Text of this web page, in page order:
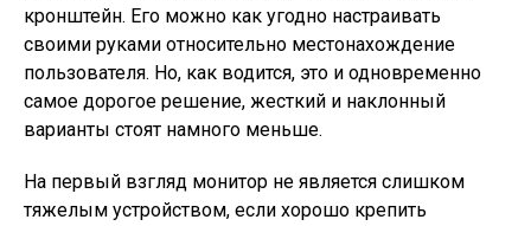
кронштейн. Его можно как угодно настраивать
своими руками относительно местонахождение
пользователя. Но, как водится, это и одновременно
самое дорогое решение, жесткий и наклонный
варианты стоят намного меньше.
На первый взгляд монитор не является слишком
тяжелым устройством, если хорошо крепить